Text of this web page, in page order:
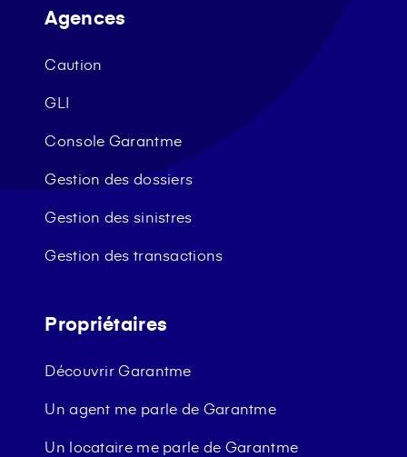
Agences
Caution
GLI
Console Garantme
Gestion des dossiers
Gestion des sinistres
Gestion des transactions
Propriétaires
Découvrir Garantme
Un agent me parle de Garantme
Un locataire me parle de Garantme